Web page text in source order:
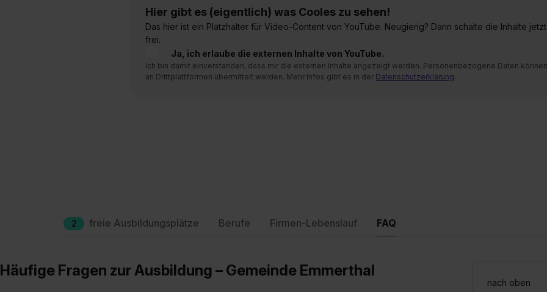
Hier gibt es (eigentlich) was Cooles zu sehen!
Das hier ist ein Platzhalter für Video-Content von YouTube. Neugierig? Dann schalte die Inhalte jetzt
frei.
Ja, ich erlaube die externen Inhalte von YouTube.
Ich bin damit einverstanden, dass mir die externen Inhalte angezeigt werden. Personenbezogene Daten
an Drittplattformen übermittelt werden. Mehr Infos gibt es in der Datenschutzerklärung.
2 freie Ausbildungsplätze Berufe Firmen-Lebenslauf FAQ
nach oben
Häufige Fragen zur Ausbildung – Gemeinde Emmerthal